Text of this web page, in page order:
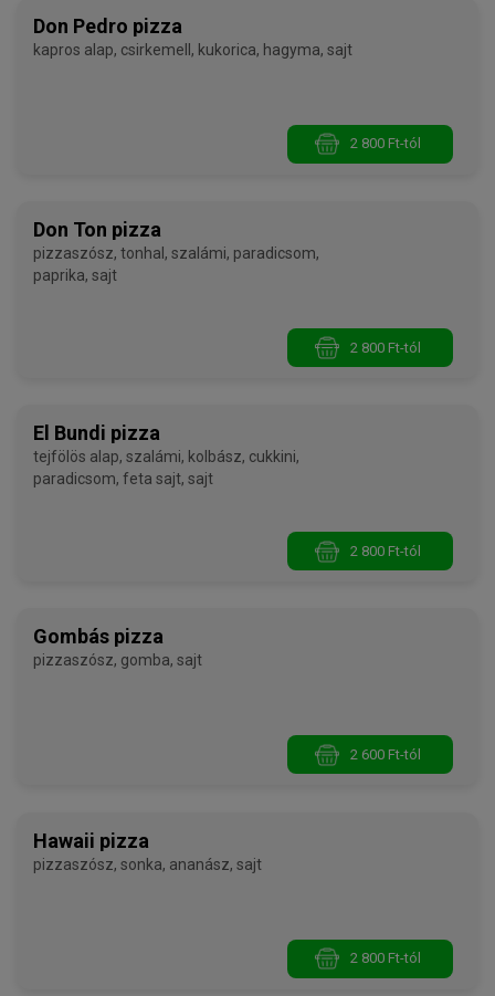
Don Pedro pizza
kapros alap, csirkemell, kukorica, hagyma, sajt
2 800 Ft-tól
Don Ton pizza
pizzaszósz, tonhal, szalámi, paradicsom,
paprika, sajt
2 800 Ft-tól
El Bundi pizza
tejfölös alap, szalámi, kolbász, cukkini,
paradicsom, feta sajt, sajt
2 800 Ft-tól
Gombás pizza
pizzaszósz, gomba, sajt
2 600 Ft-tól
Hawaii pizza
pizzaszósz, sonka, ananász, sajt
2 800 Ft-tól